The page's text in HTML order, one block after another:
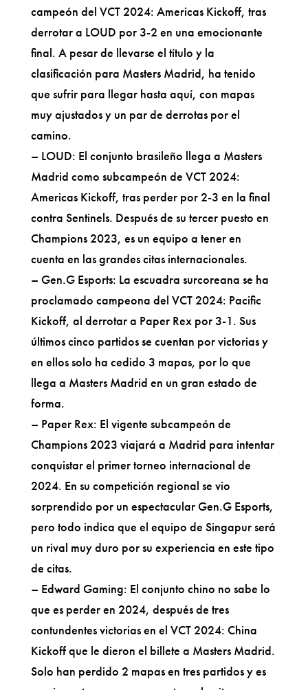
campeón del VCT 2024: Americas Kickoff, tras
derrotar a LOUD por 3-2 en una emocionante
final. A pesar de llevarse el título y la
clasificación para Masters Madrid, ha tenido
que sufrir para llegar hasta aquí, con mapas
muy ajustados y un par de derrotas por el
camino.
– LOUD: El conjunto brasileño llega a Masters
Madrid como subcampeón de VCT 2024:
Americas Kickoff, tras perder por 2-3 en la final
contra Sentinels. Después de su tercer puesto en
Champions 2023, es un equipo a tener en
cuenta en las grandes citas internacionales.
– Gen.G Esports: La escuadra surcoreana se ha
proclamado campeona del VCT 2024: Pacific
Kickoff, al derrotar a Paper Rex por 3-1. Sus
últimos cinco partidos se cuentan por victorias y
en ellos solo ha cedido 3 mapas, por lo que
llega a Masters Madrid en un gran estado de
forma.
– Paper Rex: El vigente subcampeón de
Champions 2023 viajará a Madrid para intentar
conquistar el primer torneo internacional de
2024. En su competición regional se vio
sorprendido por un espectacular Gen.G Esports,
pero todo indica que el equipo de Singapur será
un rival muy duro por su experiencia en este tipo
de citas.
– Edward Gaming: El conjunto chino no sabe lo
que es perder en 2024, después de tres
contundentes victorias en el VCT 2024: China
Kickoff que le dieron el billete a Masters Madrid.
Solo han perdido 2 mapas en tres partidos y es